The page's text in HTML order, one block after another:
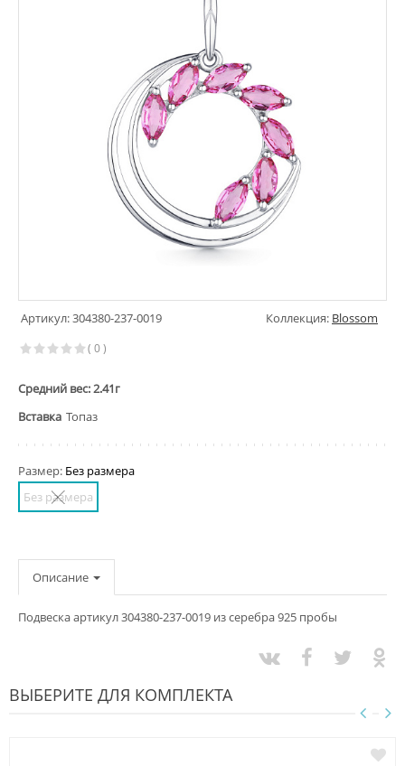
Артикул: 304380-237-0019 Коллекция: Blossom
( 0 )
Средний вес: 2.41г
Вставка Топаз
Размер: Без размера
Без размера
Описание
Подвеска артикул 304380-237-0019 из серебра 925 пробы
ВЫБЕРИТЕ ДЛЯ КОМПЛЕКТА